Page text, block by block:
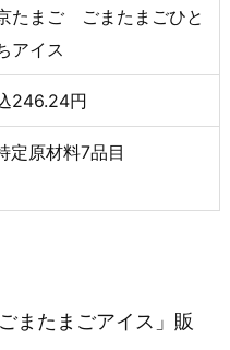
たまご ごまたまごひと
アイス
246.24円
定原材料7品目
またまごアイス」販